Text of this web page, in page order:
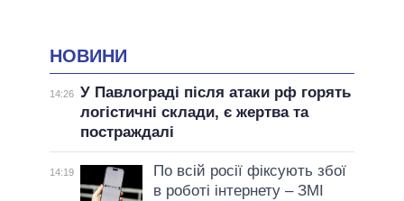
НОВИНИ
14:26 У Павлограді після атаки рф горять
логістичні склади, є жертва та
постраждалі
14:19
По всій росії фіксують збої
в роботі інтернету – ЗМІ